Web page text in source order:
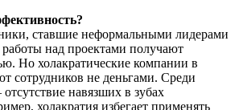
ставшие неформальными лидерами
над проектами получают
Но холакратические компании в
сотрудников не деньгами. Среди
навязших в зубах
холакратия избегает применять